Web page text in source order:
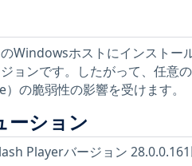
Windowsホストにインストー
ョンです。したがって、任意
の脆弱性の影響を受けます。
ーション
Playerバージョン